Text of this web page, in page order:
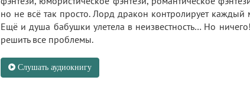
но не всё так просто. Лорд дракон контролирует
Ещё и душа бабушки улетела в неизвестность… Но
решить все проблемы.
Слушать аудиокнигу